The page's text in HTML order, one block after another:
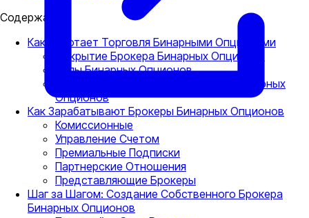
Содержание
Как Работает Торговля Бинарными Опционами
Открытие Брокера Бинарных Опционов
Типы Бинарных Опционов
Какие Активы Предлагает Брокер Бинарных
Опционов
Как Зарабатывают Брокеры Бинарных Опционов
Комиссионные
Управление Счетом
Премиальные Подписки
Партнерские Отношения
Представляющие Брокеры
Шаг за Шагом: Создание Собственного Брокера
Бинарных Опционов